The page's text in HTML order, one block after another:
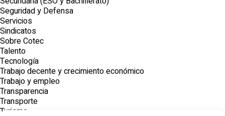
Seguridad y Defensa
Servicios
Sindicatos
Sobre Cotec
Talento
Tecnología
Trabajo decente y crecimiento económico
Trabajo y empleo
Transparencia
Transporte
Turismo